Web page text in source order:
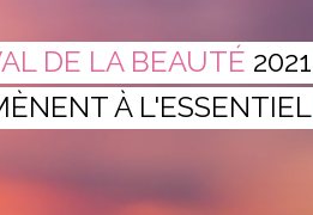
DE LA BEAUTÉ 2021
À L'ESSENTIEL